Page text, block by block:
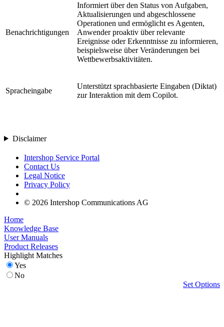
Benachrichtigungen
Informiert über den Status von Aufgaben,
Aktualisierungen und abgeschlossene
Operationen und ermöglicht es Agenten,
Anwender proaktiv über relevante
Ereignisse oder Erkenntnisse zu informieren,
beispielsweise über Veränderungen bei
Wettbewerbsaktivitäten.
Spracheingabe
Unterstützt sprachbasierte Eingaben (Diktat)
zur Interaktion mit dem Copilot.
Disclaimer
Intershop Service Portal
Contact Us
Legal Notice
Privacy Policy
© 2026 Intershop Communications AG
Home
Knowledge Base
User Manuals
Product Releases
Highlight Matches
Yes
No
Set Options